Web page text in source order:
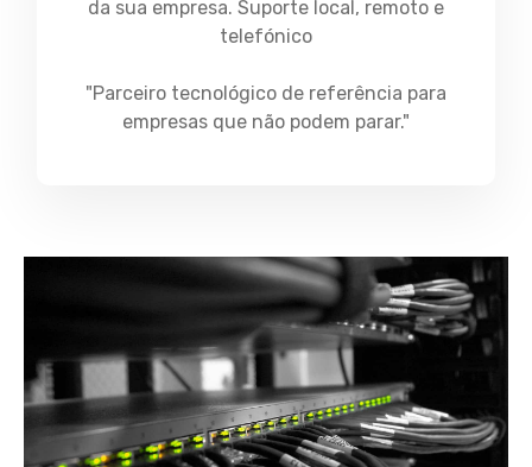
da sua empresa. Suporte local, remoto e
telefónico
"Parceiro tecnológico de referência para
empresas que não podem parar."